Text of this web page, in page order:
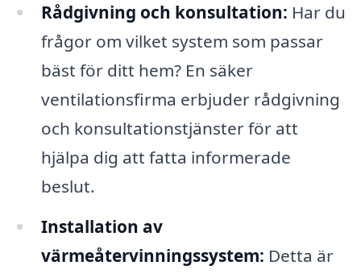
Rådgivning och konsultation: Har du
frågor om vilket system som passar
bäst för ditt hem? En säker
ventilationsfirma erbjuder rådgivning
och konsultationstjänster för att
hjälpa dig att fatta informerade
beslut.
Installation av
värmeåtervinningssystem: Detta är